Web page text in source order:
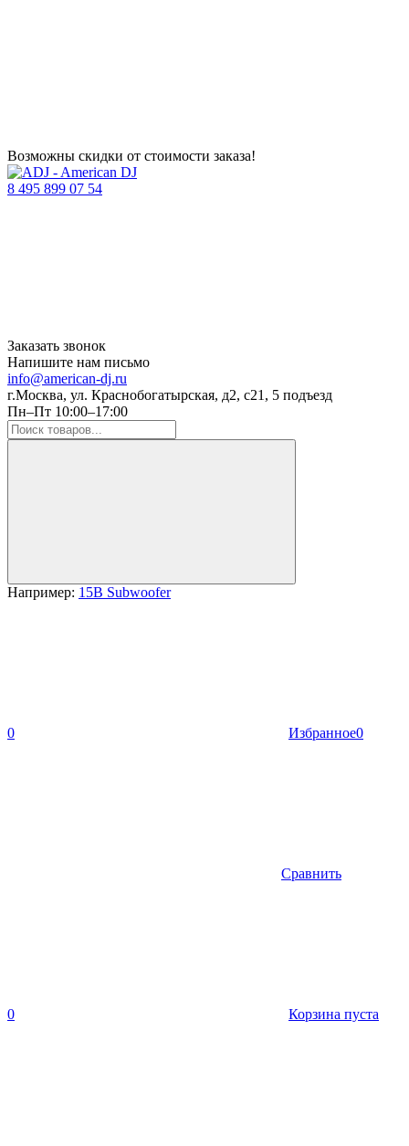
Возможны скидки от стоимости заказа!
8 495 899 07 54
Заказать звонок
Напишите нам письмо
info@american-dj.ru
г.Москва, ул. Краснобогатырская, д2, с21, 5 подъезд
Пн–Пт 10:00–17:00
Например: 15B Subwoofer
0 Избранное0
Сравнить
0 Корзина пуста